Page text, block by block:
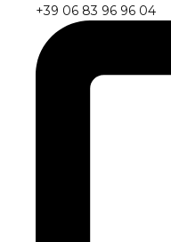
+39 06 83 96 96 04